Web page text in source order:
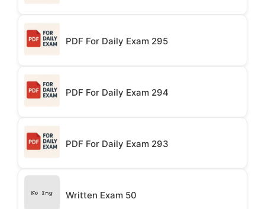
PDF For Daily Exam 295
PDF For Daily Exam 294
PDF For Daily Exam 293
Written Exam 50